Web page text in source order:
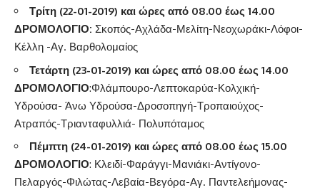
Τρίτη (22-01-2019) και ώρες από 08.00 έως 14.00
ΔΡΟΜΟΛΟΓΙΟ: Σκοπός-Αχλάδα-Μελίτη-Νεοχωράκι-Λόφοι-
Κέλλη -Αγ. Βαρθολομαίος
Τετάρτη (23-01-2019) και ώρες από 08.00 έως 14.00
ΔΡΟΜΟΛΟΓΙΟ:Φλάμπουρο-Λεπτοκαρύα-Κολχική-
Υδρούσα- Άνω Υδρούσα-Δροσοπηγή-Τροπαιούχος-
Ατραπός-Τριανταφυλλιά- Πολυπόταμος
Πέμπτη (24-01-2019) και ώρες από 08.00 έως 15.00
ΔΡΟΜΟΛΟΓΙΟ: Κλειδί-Φαράγγι-Μανιάκι-Αντίγονο-
Πελαργός-Φιλώτας-Λεβαία-Βεγόρα-Αγ. Παντελεήμονας-